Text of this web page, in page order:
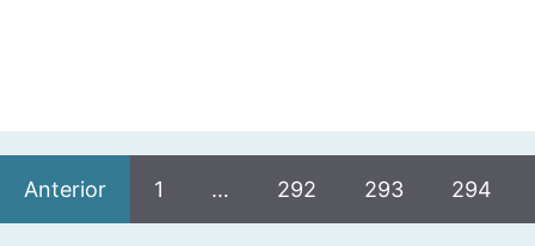
Anterior 1 … 292 293 294